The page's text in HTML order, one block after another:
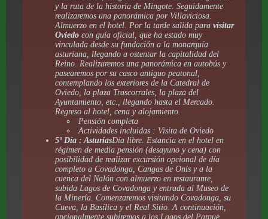
y la ruta de la historia de Mingote. Seguidamente
realizaremos una panorámica por Villaviciosa.
Almuerzo en el hotel. Por la tarde salida para visitar
Oviedocon guía oficial, que ha estado muy
vinculada desde su fundación a la monarquía
asturiana, llegando a ostentar la capitalidad del
Reino. Realizaremos una panorámica en autobús y
pasearemos por su casco antiguo peatonal,
contemplando los exteriores de la Catedral de
Oviedo, la plaza Trascorrales, la plaza del
Ayuntamiento, etc., llegando hasta el Mercado.
Regreso al hotel, cena y alojamiento.
Pensión completa
Actividades incluidas : Visita de Oviedo
5º Día : AsturiasDía libre. Estancia en el hotel en
régimen de media pensión (desayuno y cena) con
posibilidad de realizar excursión opcional de día
completo a Covadonga, Cangas de Onís y a la
cuenca del Nalón con almuerzo en restaurante,
subida Lagos de Covadonga y entrada al Museo de
la Minería. Comenzaremos visitando Covadonga, su
Cueva, la Basílica y el Real Sitio. A continuación,
opcionalmente subiremos a los Lagos del Parque